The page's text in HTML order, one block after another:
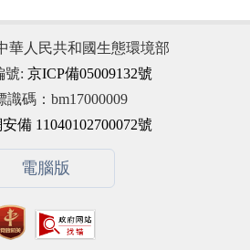
華人民共和國生態環境部
號: 京ICP備05009132號
識碼：bm17000009
備 11040102700072號
電腦版